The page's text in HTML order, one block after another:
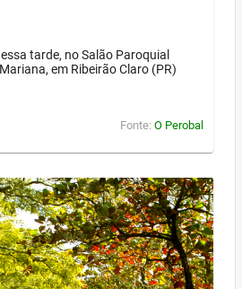
tarde, no Salão Paroquial
em Ribeirão Claro (PR)
Fonte: O Perobal